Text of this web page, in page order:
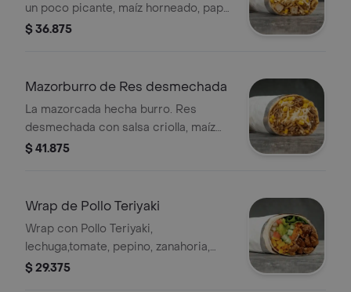
un poco picante, maíz horneado, papa
fosforito, queso mozzarella y salsa
$ 36.875
Mazorburro de Res desmechada
La mazorcada hecha burro. Res
desmechada con salsa criolla, maíz
horneado, papa fosforito, queso
salsa que elijas.
$ 41.875
Wrap de Pollo Teriyaki
Wrap con Pollo Teriyaki,
lechuga,tomate, pepino, zanahoria,
pico de gallo, maíz y guacamole en
$ 29.375